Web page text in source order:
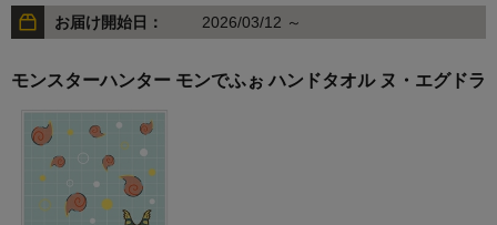
お届け開始日： 2026/03/12 ～
モンスターハンター モンでふぉ ハンドタオル ヌ・エグドラ